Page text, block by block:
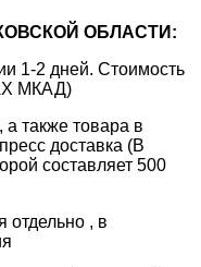
ОБЛАСТИ:
1-2 дней. Стоимость
МКАД)
также товара в
доставка (В
составляет 500
отдельно , в